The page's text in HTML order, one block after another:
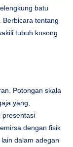
batu
Berbicara tentang
tubuh kosong
Potongan skala
yang,
presentasi
dengan fisik
dalam adegan